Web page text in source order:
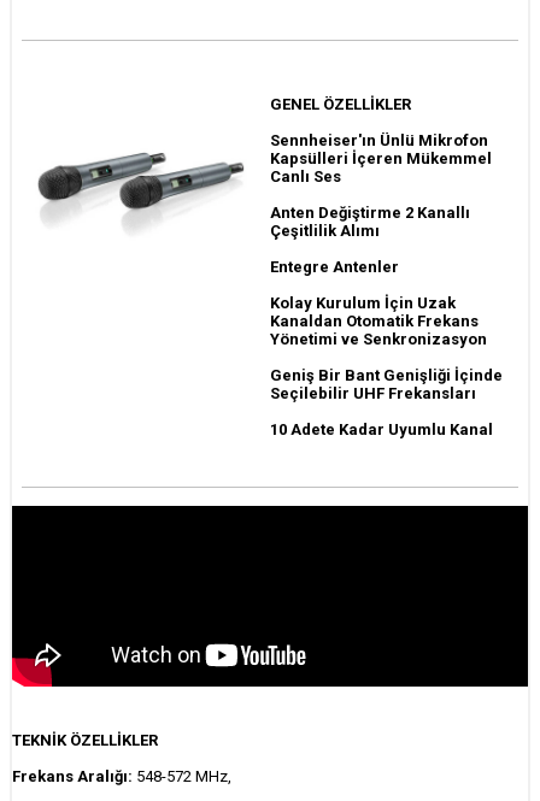
GENEL ÖZELLİKLER
Sennheiser'ın Ünlü Mikrofon
Kapsülleri İçeren Mükemmel
Canlı Ses
Anten Değiştirme 2 Kanallı
Çeşitlilik Alımı
Entegre Antenler
Kolay Kurulum İçin Uzak
Kanaldan Otomatik Frekans
Yönetimi ve Senkronizasyon
Geniş Bir Bant Genişliği İçinde
Seçilebilir UHF Frekansları
10 Adete Kadar Uyumlu Kanal
TEKNİK ÖZELLİKLER
Frekans Aralığı: 548-572 MHz,